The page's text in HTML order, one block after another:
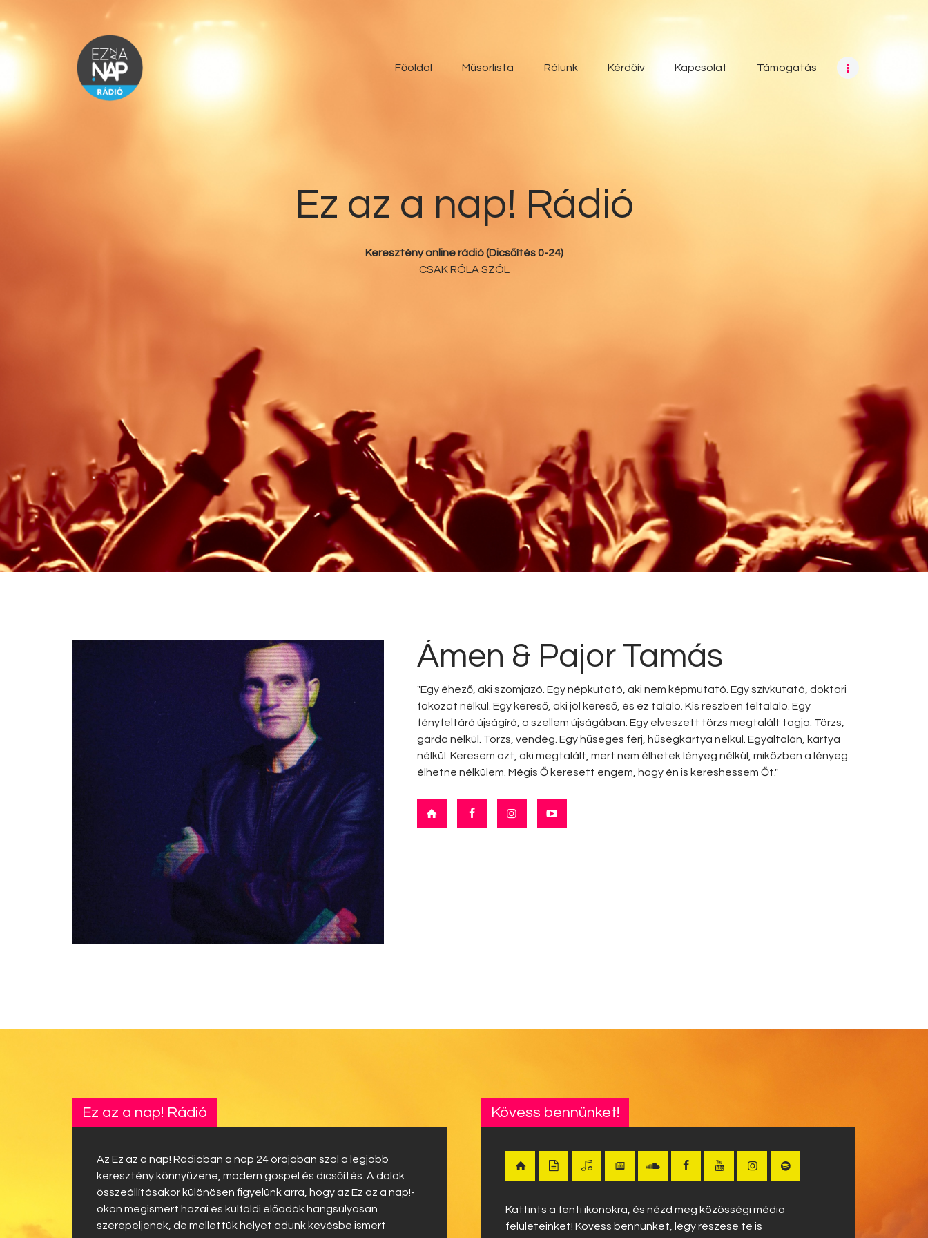
Főoldal Műsorlista Rólunk Kérdőív Kapcsolat Támogatás
Ez az a nap! Rádió
Keresztény online rádió (Dicsőítés 0-24)
CSAK RÓLA SZÓL
Támogatás
Ez az a nap!
Ámen & Pajor Tamás
"Egy éhező, aki szomjazó. Egy népkutató, aki nem képmutató. Egy szívkutató, doktori
fokozat nélkül. Egy kereső, aki jól kereső, és ez találó. Kis részben feltaláló. Egy
fényfeltáró újságíró, a szellem újságában. Egy elveszett törzs megtalált tagja. Törzs,
gárda nélkül. Törzs, vendég. Egy hűséges férj, hűségkártya nélkül. Egyáltalán, kártya
nélkül. Keresem azt, aki megtalált, mert nem élhetek lényeg nélkül, miközben a lényeg
élhetne nélkülem. Mégis Ő keresett engem, hogy én is kereshessem Őt."
Ez az a nap! Rádió
Az Ez az a nap! Rádióban a nap 24 órájában szól a legjobb
keresztény könnyűzene, modern gospel és dicsőítés. A dalok
összeállításakor különösen figyelünk arra, hogy az Ez az a nap!-
okon megismert hazai és külföldi előadók hangsúlyosan
szerepeljenek, de mellettük helyet adunk kevésbe ismert
Kövess bennünket!
Kattints a fenti ikonokra, és nézd meg közösségi média
felületeinket! Kövess bennünket, légy részese te is